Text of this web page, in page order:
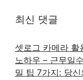
최신 댓글
셋로그 카메라 활
노하우 – 근무일
밀 팁 7가지: 당